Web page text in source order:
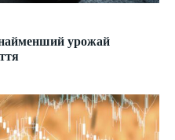
найменший урожай